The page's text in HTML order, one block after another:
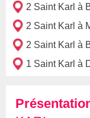
2 Saint Karl à
2 Saint Karl à
2 Saint Karl à
1 Saint Karl à